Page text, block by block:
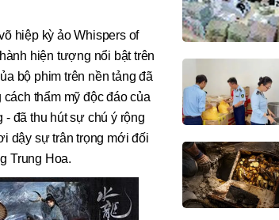
hiệp kỳ ảo Whispers of
hiện tượng nổi bật trên
bộ phim trên nền tảng đã
thẩm mỹ độc đáo của
đã thu hút sự chú ý rộng
dậy sự trân trọng mới đối
Trung Hoa.